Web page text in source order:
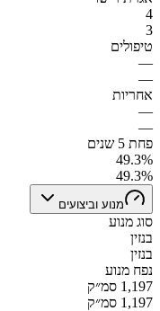
4
3
טיפולים
—
—
אחריות
—
—
פחת 5 שנים
49.3%
49.3%
מנוע וביצועים
סוג מנוע
בנזין
בנזין
נפח מנוע
1,197 סמ״ק
1,197 סמ״ק